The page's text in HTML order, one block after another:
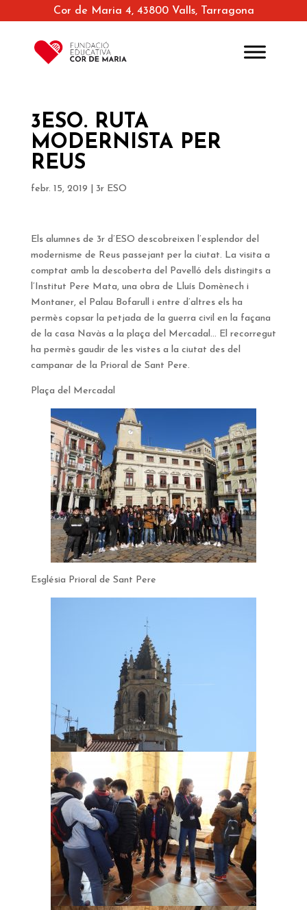
Cor de Maria 4, 43800 Valls, Tarragona
3ESO. RUTA
MODERNISTA PER
REUS
febr. 15, 2019 3r ESO
Els alumnes de 3r d’ESO descobreixen l’esplendor del
modernisme de Reus passejant per la ciutat. La visita a
comptat amb la descoberta del Pavelló dels distingits a
l’Institut Pere Mata, una obra de Lluís Domènech i
Montaner, el Palau Bofarull i entre d’altres els ha
permès copsar la petjada de la guerra civil en la façana
de la casa Navàs a la plaça del Mercadal… El recorregut
ha permès gaudir de les vistes a la ciutat des del
campanar de la Prioral de Sant Pere.
Plaça del Mercadal
Església Prioral de Sant Pere